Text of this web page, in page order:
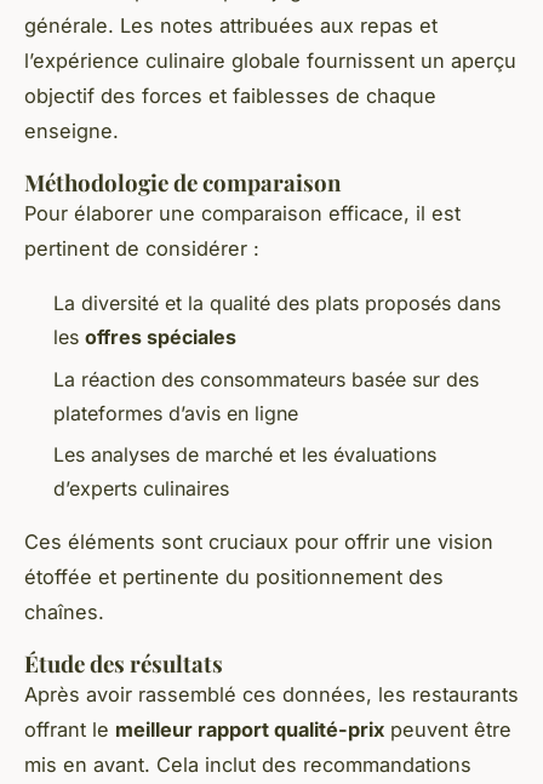
générale. Les notes attribuées aux repas et
l’expérience culinaire globale fournissent un aperçu
objectif des forces et faiblesses de chaque
enseigne.
Méthodologie de comparaison
Pour élaborer une comparaison efficace, il est
pertinent de considérer :
La diversité et la qualité des plats proposés dans
les offres spéciales
La réaction des consommateurs basée sur des
plateformes d’avis en ligne
Les analyses de marché et les évaluations
d’experts culinaires
Ces éléments sont cruciaux pour offrir une vision
étoffée et pertinente du positionnement des
chaînes.
Étude des résultats
Après avoir rassemblé ces données, les restaurants
offrant le meilleur rapport qualité-prix peuvent être
mis en avant. Cela inclut des recommandations